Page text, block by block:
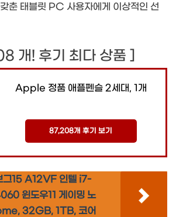
춘 태블릿 PC 사용자에게 이상적인 선
개! 후기 최다 상품 ]
Apple 정품 애플펜슬 2세대, 1개
87,208개 후기 보기
그15 A12VF 인텔 i7-
윈도우11 게이밍 노
32GB, 1TB, 코어